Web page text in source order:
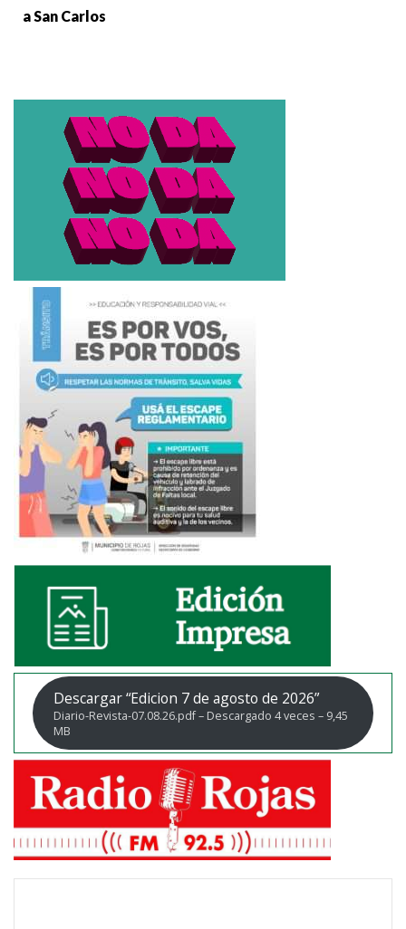
a San Carlos
Descargar “Edicion 7 de agosto de 2026”
Diario-Revista-07.08.26.pdf – Descargado 4 veces – 9,45
MB